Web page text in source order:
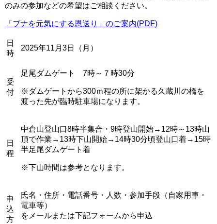
のみの参加などの希望はご相談ください。
「ブナを元気にする恩送り」のご案内(PDF)
日
時
2025年11月3日（月）
受
付
足尾ダムゲート 7時～７時30分
※ダムゲートから300ｍ程の所に架かる久蔵川の橋を
渡った先が臨時駐車場になります。
日
程
中倉山登山口8時半集合・9時登山開始→12時～13時山
頂で作業→13時下山開始→14時30分頃登山口着→15時
半足尾ダムゲート着
※下山時間は参考となります。
申
込
方
氏名・住所・電話番号・人数・参加手段（自家用車・
電車等）
をメールまたは下記フォームから申込